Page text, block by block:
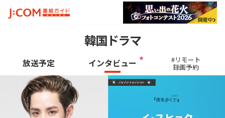
韓国ドラマ
放送予定 インタビュー #リモート
録画予約